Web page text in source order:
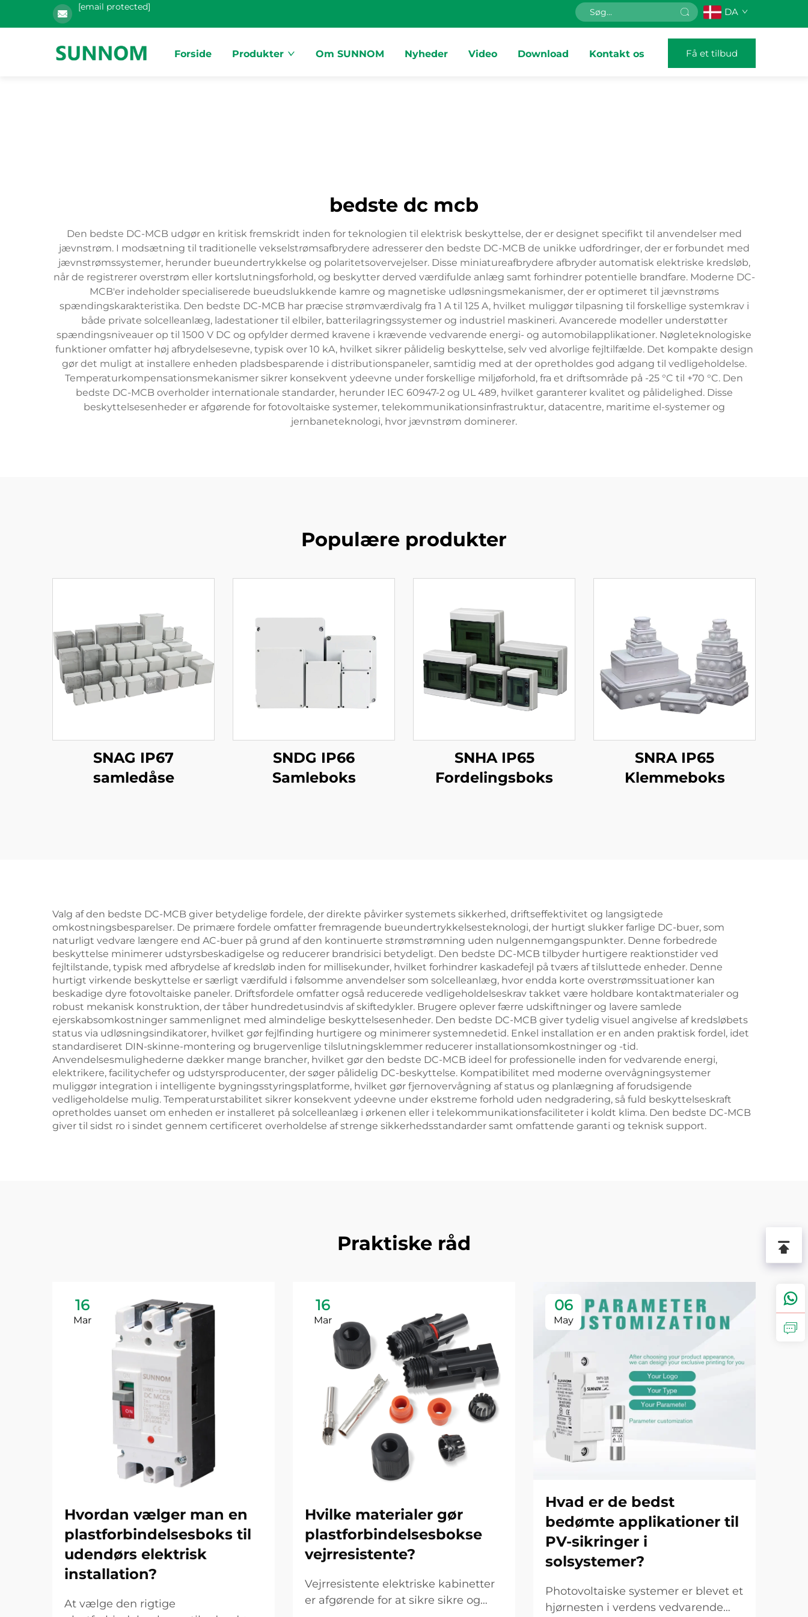
[email protected] DA
Forside Produkter Om SUNNOM Nyheder Video Download Kontakt os Få et tilbud
bedste dc mcb
Den bedste DC-MCB udgør en kritisk fremskridt inden for teknologien til elektrisk beskyttelse, der er designet specifikt til anvendelser med
jævnstrøm. I modsætning til traditionelle vekselstrømsafbrydere adresserer den bedste DC-MCB de unikke udfordringer, der er forbundet med
jævnstrømssystemer, herunder bueundertrykkelse og polaritetsovervejelser. Disse miniatureafbrydere afbryder automatisk elektriske kredsløb,
når de registrerer overstrøm eller kortslutningsforhold, og beskytter derved værdifulde anlæg samt forhindrer potentielle brandfare. Moderne DC-
MCB'er indeholder specialiserede bueudslukkende kamre og magnetiske udløsningsmekanismer, der er optimeret til jævnstrøms
spændingskarakteristika. Den bedste DC-MCB har præcise strømværdivalg fra 1 A til 125 A, hvilket muliggør tilpasning til forskellige systemkrav i
både private solcelleanlæg, ladestationer til elbiler, batterilagringssystemer og industriel maskineri. Avancerede modeller understøtter
spændingsniveauer op til 1500 V DC og opfylder dermed kravene i krævende vedvarende energi- og automobilapplikationer. Nøgleteknologiske
funktioner omfatter høj afbrydelsesevne, typisk over 10 kA, hvilket sikrer pålidelig beskyttelse, selv ved alvorlige fejltilfælde. Det kompakte design
gør det muligt at installere enheden pladsbesparende i distributionspaneler, samtidig med at der opretholdes god adgang til vedligeholdelse.
Temperaturkompensationsmekanismer sikrer konsekvent ydeevne under forskellige miljøforhold, fra et driftsområde på -25 °C til +70 °C. Den
bedste DC-MCB overholder internationale standarder, herunder IEC 60947-2 og UL 489, hvilket garanterer kvalitet og pålidelighed. Disse
beskyttelsesenheder er afgørende for fotovoltaiske systemer, telekommunikationsinfrastruktur, datacentre, maritime el-systemer og
jernbaneteknologi, hvor jævnstrøm dominerer.
Populære produkter
SNAG IP67
samledåse
SNDG IP66
Samleboks
SNHA IP65
Fordelingsboks
SNRA IP65
Klemmeboks
Valg af den bedste DC-MCB giver betydelige fordele, der direkte påvirker systemets sikkerhed, driftseffektivitet og langsigtede
omkostningsbesparelser. De primære fordele omfatter fremragende bueundertrykkelsesteknologi, der hurtigt slukker farlige DC-buer, som
naturligt vedvare længere end AC-buer på grund af den kontinuerte strømstrømning uden nulgennemgangspunkter. Denne forbedrede
beskyttelse minimerer udstyrsbeskadigelse og reducerer brandrisici betydeligt. Den bedste DC-MCB tilbyder hurtigere reaktionstider ved
fejltilstande, typisk med afbrydelse af kredsløb inden for millisekunder, hvilket forhindrer kaskadefejl på tværs af tilsluttede enheder. Denne
hurtigt virkende beskyttelse er særligt værdifuld i følsomme anvendelser som solcelleanlæg, hvor endda korte overstrømssituationer kan
beskadige dyre fotovoltaiske paneler. Driftsfordele omfatter også reducerede vedligeholdelseskrav takket være holdbare kontaktmaterialer og
robust mekanisk konstruktion, der tåber hundredetusindvis af skiftedykler. Brugere oplever færre udskiftninger og lavere samlede
ejerskabsomkostninger sammenlignet med almindelige beskyttelsesenheder. Den bedste DC-MCB giver tydelig visuel angivelse af kredsløbets
status via udløsningsindikatorer, hvilket gør fejlfinding hurtigere og minimerer systemnedetid. Enkel installation er en anden praktisk fordel, idet
standardiseret DIN-skinne-montering og brugervenlige tilslutningsklemmer reducerer installationsomkostninger og -tid.
Anvendelsesmulighederne dækker mange brancher, hvilket gør den bedste DC-MCB ideel for professionelle inden for vedvarende energi,
elektrikere, facilitychefer og udstyrsproducenter, der søger pålidelig DC-beskyttelse. Kompatibilitet med moderne overvågningsystemer
muliggør integration i intelligente bygningsstyringsplatforme, hvilket gør fjernovervågning af status og planlægning af forudsigende
vedligeholdelse mulig. Temperaturstabilitet sikrer konsekvent ydeevne under ekstreme forhold uden nedgradering, så fuld beskyttelseskraft
opretholdes uanset om enheden er installeret på solcelleanlæg i ørkenen eller i telekommunikationsfaciliteter i koldt klima. Den bedste DC-MCB
giver til sidst ro i sindet gennem certificeret overholdelse af strenge sikkerhedsstandarder samt omfattende garanti og teknisk support.
Praktiske råd
16
Mar
Hvordan vælger man en
plastforbindelsesboks til
udendørs elektrisk
installation?
At vælge den rigtige
16
Mar
Hvilke materialer gør
plastforbindelsesbokse
vejrresistente?
Vejrresistente elektriske kabinetter
er afgørende for at sikre sikre og
06
May
Hvad er de bedst
bedømte applikationer til
PV-sikringer i
solsystemer?
Photovoltaiske systemer er blevet et
hjørnesten i verdens vedvarende